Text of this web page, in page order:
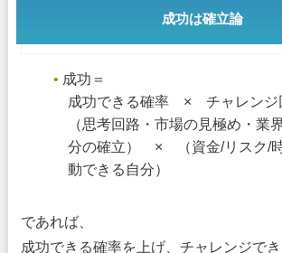
成功は確立論
成功＝
成功できる確率 × チャレンジ
（思考回路・市場の見極め・業
分の確立） × （資金/リスク/
動できる自分）
であれば、
成功できる確率を上げ、チャレンジで